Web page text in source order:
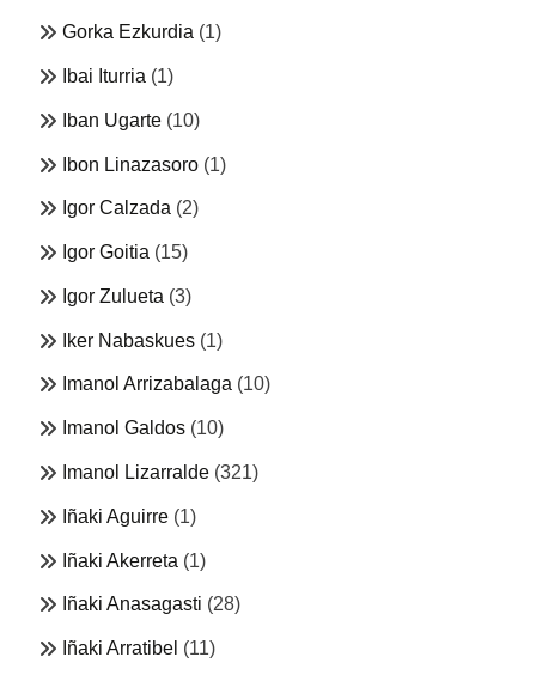
Gorka Ezkurdia (1)
Ibai Iturria (1)
Iban Ugarte (10)
Ibon Linazasoro (1)
Igor Calzada (2)
Igor Goitia (15)
Igor Zulueta (3)
Iker Nabaskues (1)
Imanol Arrizabalaga (10)
Imanol Galdos (10)
Imanol Lizarralde (321)
Iñaki Aguirre (1)
Iñaki Akerreta (1)
Iñaki Anasagasti (28)
Iñaki Arratibel (11)